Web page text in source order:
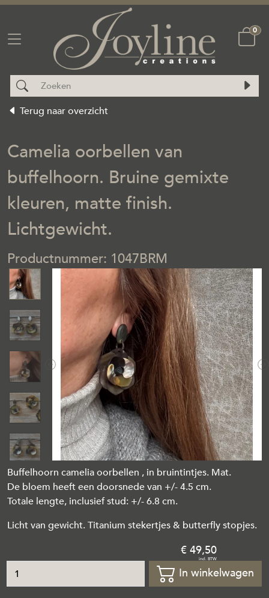
0
Terug naar overzicht
Camelia oorbellen van
buffelhoorn. Bruine gemixte
kleuren, matte finish.
Lichtgewicht.
Previous
Buffelhoorn camelia oorbellen , in bruintintjes. Mat.
De bloem heeft een doorsnede van +/- 4.5 cm.
Totale lengte, inclusief stud: +/- 6.8 cm.
Licht van gewicht. Titanium stekertjes & butterfly stopjes.
49,50
In winkelwagen